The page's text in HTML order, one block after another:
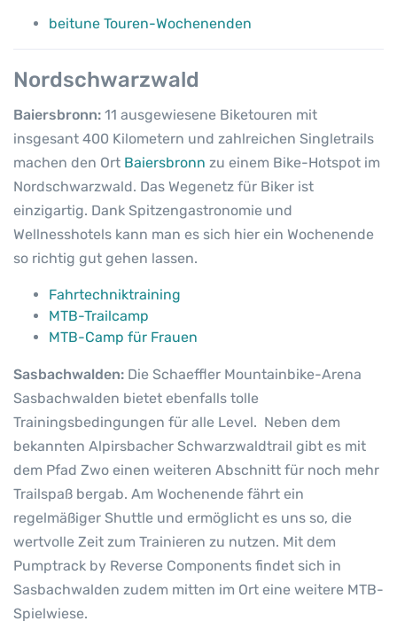
beitune Touren-Wochenenden
Nordschwarzwald
Baiersbronn: 11 ausgewiesene Biketouren mit
insgesant 400 Kilometern und zahlreichen Singletrails
machen den Ort Baiersbronn zu einem Bike-Hotspot im
Nordschwarzwald. Das Wegenetz für Biker ist
einzigartig. Dank Spitzengastronomie und
Wellnesshotels kann man es sich hier ein Wochenende
so richtig gut gehen lassen.
Fahrtechniktraining
MTB-Trailcamp
MTB-Camp für Frauen
Sasbachwalden: Die Schaeffler Mountainbike-Arena
Sasbachwalden bietet ebenfalls tolle
Trainingsbedingungen für alle Level. Neben dem
bekannten Alpirsbacher Schwarzwaldtrail gibt es mit
dem Pfad Zwo einen weiteren Abschnitt für noch mehr
Trailspaß bergab. Am Wochenende fährt ein
regelmäßiger Shuttle und ermöglicht es uns so, die
wertvolle Zeit zum Trainieren zu nutzen. Mit dem
Pumptrack by Reverse Components findet sich in
Sasbachwalden zudem mitten im Ort eine weitere MTB-
Spielwiese.